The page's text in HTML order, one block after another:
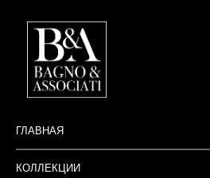
ГЛАВНАЯ
КОЛЛЕКЦИИ